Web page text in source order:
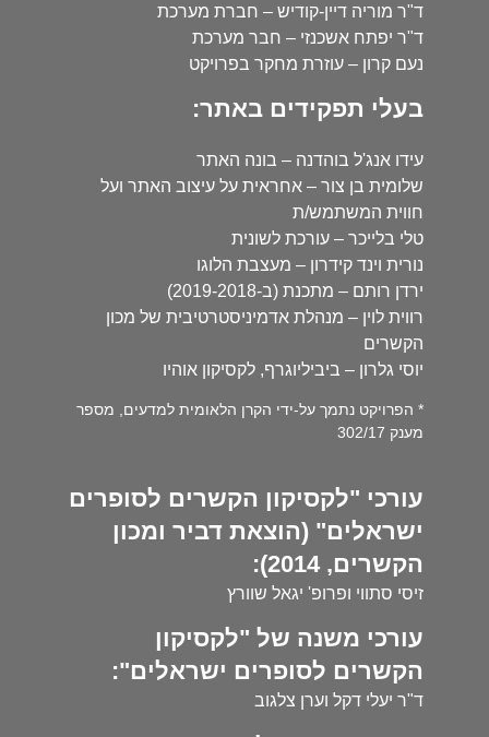
ד"ר מוריה דיין-קודיש – חברת מערכת
ד"ר יפתח אשכנזי – חבר מערכת
נעם קרון – עוזרת מחקר בפרויקט
בעלי תפקידים באתר:
עידו אנג'ל בוהדנה – בונה האתר
שלומית בן צור – אחראית על עיצוב האתר ועל
חווית המשתמש/ת
טלי בלייכר – עורכת לשונית
נורית וינד קידרון – מעצבת הלוגו
ירדן רותם – מתכנת (ב-2019-2018)
רווית לוין – מנהלת אדמיניסטרטיבית של מכון
הקשרים
יוסי גלרון – ביביליוגרף, לקסיקון אוהיו
* הפרויקט נתמך על-ידי הקרן הלאומית למדעים, מספר
מענק 302/17
עורכי "לקסיקון הקשרים לסופרים
ישראלים" (הוצאת דביר ומכון
הקשרים, 2014):
זיסי סתווי ופרופ' יגאל שוורץ
עורכי משנה של "לקסיקון
הקשרים לסופרים ישראלים":
ד"ר יעלי דקל וערן צלגוב